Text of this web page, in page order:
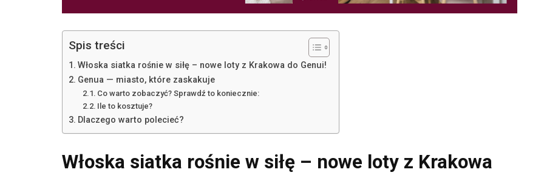
Spis treści
Włoska siatka rośnie w siłę – nowe loty z Krakowa do Genui!
Genua — miasto, które zaskakuje
Co warto zobaczyć? Sprawdź to koniecznie:
Ile to kosztuje?
Dlaczego warto polecieć?
Włoska siatka rośnie w siłę – nowe loty z Krakowa